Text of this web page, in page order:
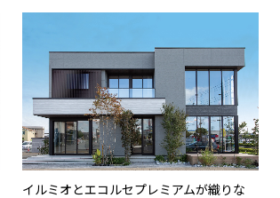
イルミオとエコルセプレミアムが織りな